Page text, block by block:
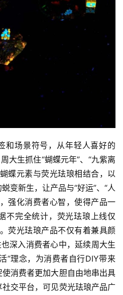
和场景符号，从年轻人喜好的
大生抓住“蝴蝶元年”、“九紫离
蝶元素与荧光珐琅相结合，以
变新生，让产品与“好运”、“人
强化消费者心智，使得产品一
不完全统计，荧光珐琅上线仅
荧光珐琅产品不仅有着兼具颜
深入消费者心中，延续周大生
”理念，为消费者自行DIY带来
消费者更加大胆自由地串出具
交平台，可见荧光珐琅产品广